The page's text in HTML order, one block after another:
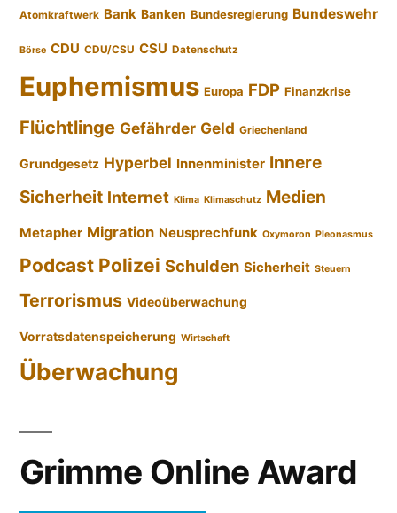
Atomkraftwerk Bank Banken Bundesregierung Bundeswehr
Börse CDU CDU/CSU CSU Datenschutz
Euphemismus Europa FDP Finanzkrise
Flüchtlinge Gefährder Geld Griechenland
Grundgesetz Hyperbel Innenminister Innere
Sicherheit Internet Klima Klimaschutz Medien
Metapher Migration Neusprechfunk Oxymoron Pleonasmus
Podcast Polizei Schulden Sicherheit Steuern
Terrorismus Videoüberwachung
Vorratsdatenspeicherung Wirtschaft
Überwachung
Grimme Online Award